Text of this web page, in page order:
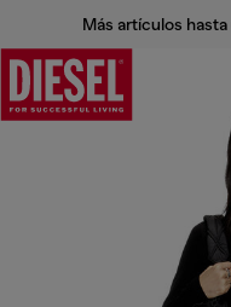
Más artículos